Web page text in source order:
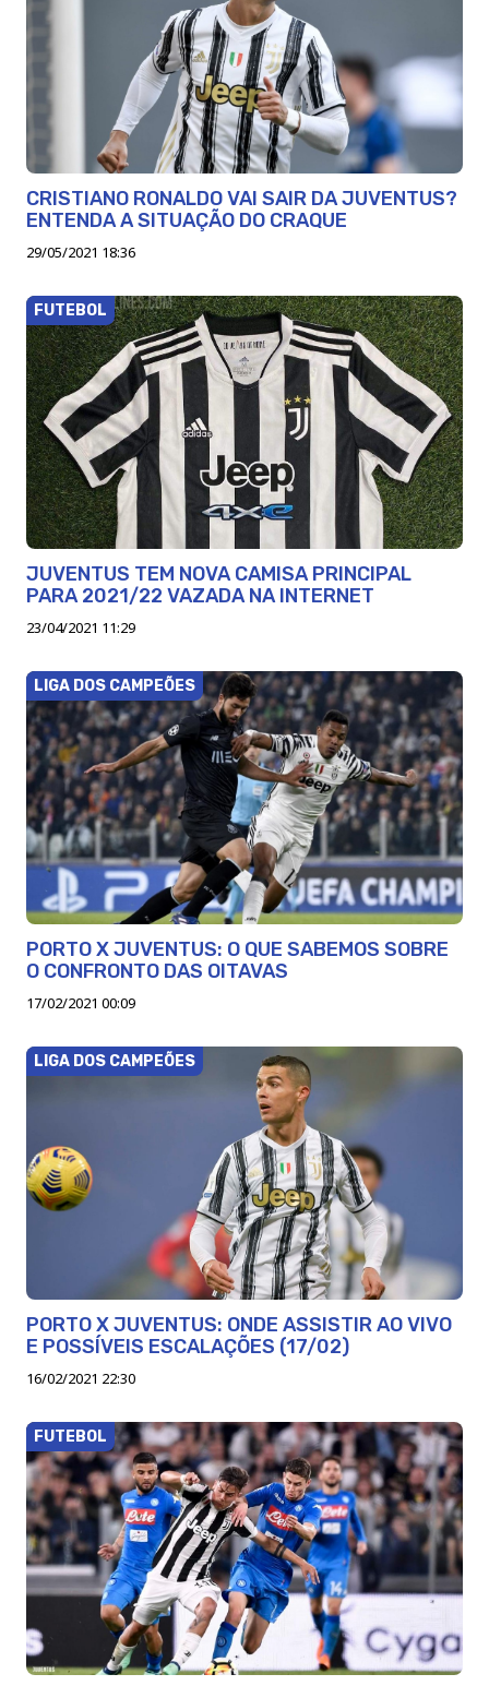
CRISTIANO RONALDO VAI SAIR DA JUVENTUS?
ENTENDA A SITUAÇÃO DO CRAQUE
29/05/2021 18:36
FUTEBOL
JUVENTUS TEM NOVA CAMISA PRINCIPAL
PARA 2021/22 VAZADA NA INTERNET
23/04/2021 11:29
LIGA DOS CAMPEÕES
PORTO X JUVENTUS: O QUE SABEMOS SOBRE
O CONFRONTO DAS OITAVAS
17/02/2021 00:09
LIGA DOS CAMPEÕES
PORTO X JUVENTUS: ONDE ASSISTIR AO VIVO
E POSSÍVEIS ESCALAÇÕES (17/02)
16/02/2021 22:30
FUTEBOL